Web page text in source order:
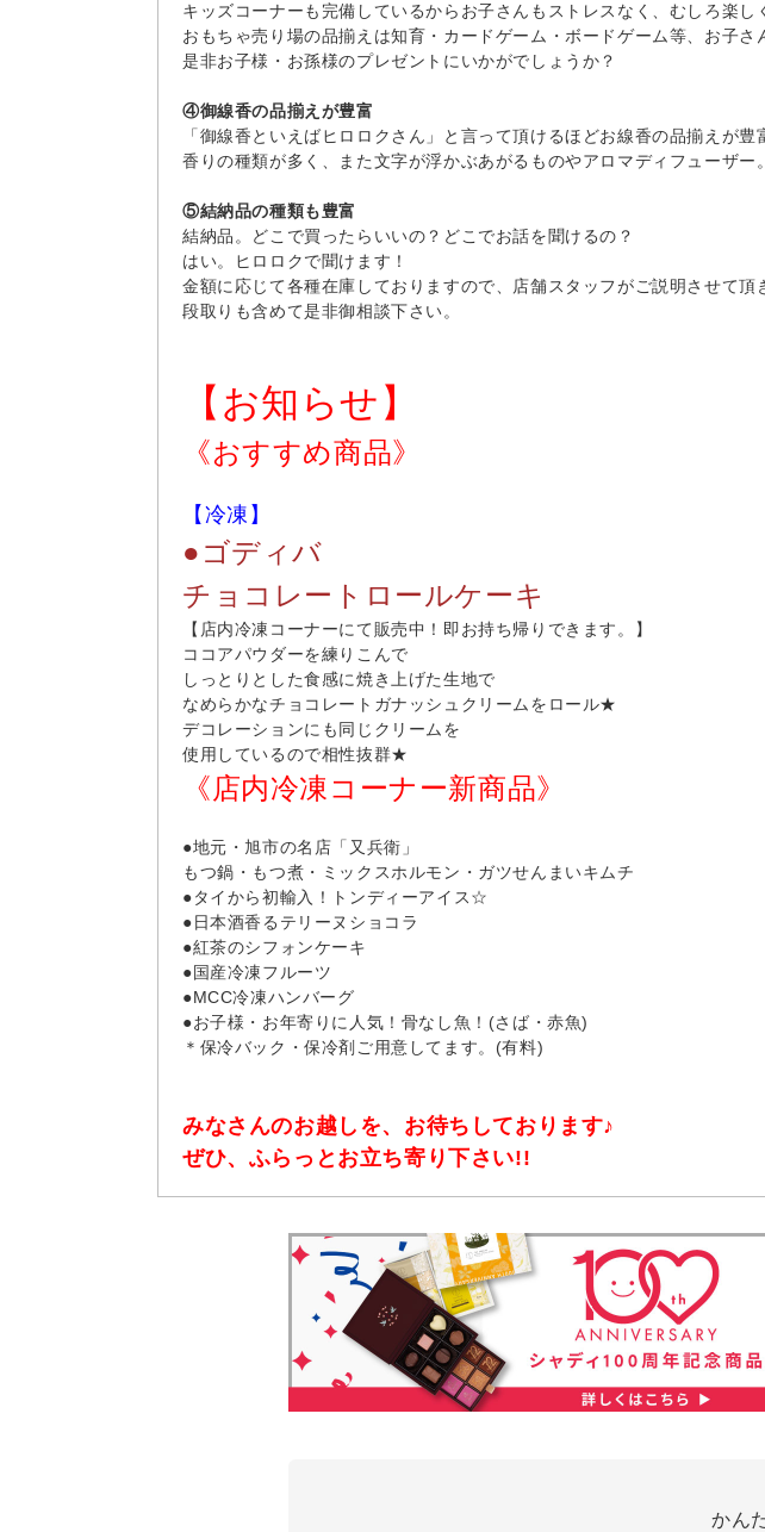
キッズコーナーも完備しているからお子さんもストレスなく、むしろ楽し
おもちゃ売り場の品揃えは知育・カードゲーム・ボードゲーム等、お子
是非お子様・お孫様のプレゼントにいかがでしょうか？
④御線香の品揃えが豊富
「御線香といえばヒロロクさん」と言って頂けるほどお線香の品揃えが豊
香りの種類が多く、また文字が浮かぶあがるものやアロマディフューザー
⑤結納品の種類も豊富
結納品。どこで買ったらいいの？どこでお話を聞けるの？
はい。ヒロロクで聞けます！
金額に応じて各種在庫しておりますので、店舗スタッフがご説明させて頂
段取りも含めて是非御相談下さい。
【お知らせ】
《おすすめ商品》
【冷凍】
●ゴディバ
チョコレートロールケーキ
【店内冷凍コーナーにて販売中！即お持ち帰りできます。】
ココアパウダーを練りこんで
しっとりとした食感に焼き上げた生地で
なめらかなチョコレートガナッシュクリームをロール★
デコレーションにも同じクリームを
使用しているので相性抜群★
《店内冷凍コーナー新商品》
●地元・旭市の名店「又兵衛」
もつ鍋・もつ煮・ミックスホルモン・ガツせんまいキムチ
●タイから初輸入！トンディーアイス☆
●日本酒香るテリーヌショコラ
●紅茶のシフォンケーキ
●国産冷凍フルーツ
●MCC冷凍ハンバーグ
●お子様・お年寄りに人気！骨なし魚！(さば・赤魚)
＊保冷バック・保冷剤ご用意してます。(有料)
みなさんのお越しを、お待ちしております♪
ぜひ、ふらっとお立ち寄り下さい!!
かん